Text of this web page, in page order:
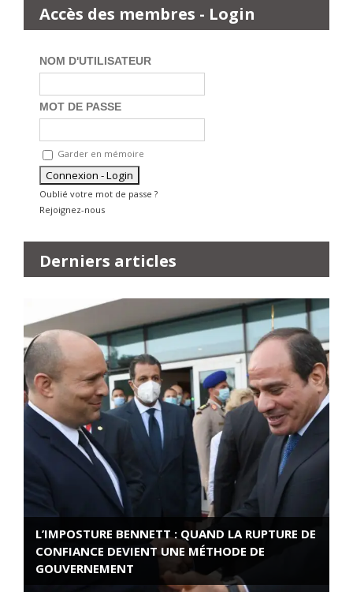
Accès des membres - Login
NOM D'UTILISATEUR
MOT DE PASSE
Garder en mémoire
Oublié votre mot de passe ?
Rejoignez-nous
Derniers articles
L’IMPOSTURE BENNETT : QUAND LA RUPTURE DE
CONFIANCE DEVIENT UNE MÉTHODE DE
GOUVERNEMENT